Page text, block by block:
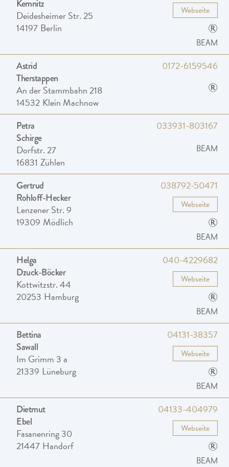
Kemnitz
Deidesheimer Str. 25
14197 Berlin
Webseite
®
BEAM
Astrid
Therstappen
An der Stammbahn 218
14532 Klein Machnow
0172-6159546
®
Petra
Schirge
Dorfstr. 27
16831 Zühlen
033931-803167
BEAM
Gertrud
Rohloff-Hecker
Lenzener Str. 9
19309 Mödlich
038792-50471
Webseite
®
BEAM
Helga
Dzuck-Böcker
Kottwitzstr. 44
20253 Hamburg
040-4229682
Webseite
®
BEAM
Bettina
Sawall
Im Grimm 3 a
21339 Lüneburg
04131-38357
Webseite
®
BEAM
Dietmut
Ebel
Fasanenring 30
21447 Handorf
04133-404979
Webseite
®
BEAM